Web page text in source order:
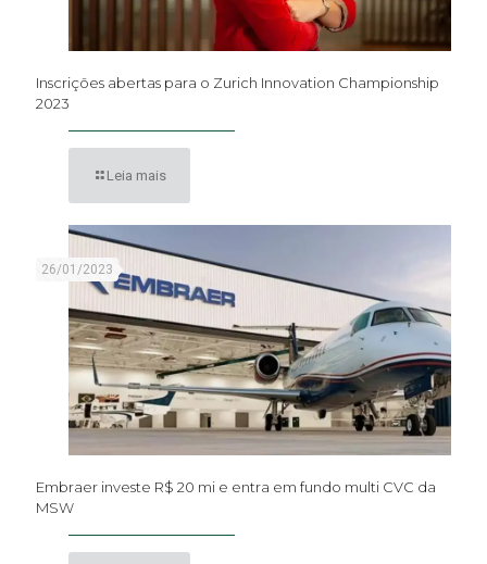
Inscrições abertas para o Zurich Innovation Championship
2023
Leia mais
26/01/2023
Embraer investe R$ 20 mi e entra em fundo multi CVC da
MSW